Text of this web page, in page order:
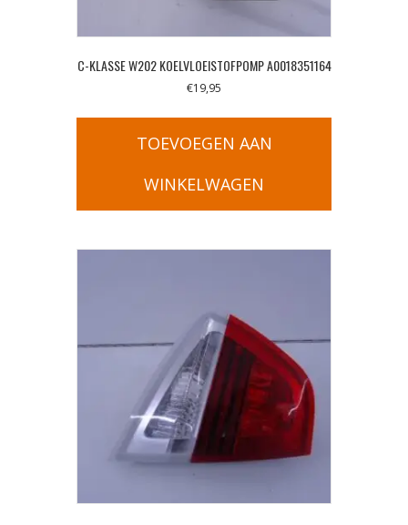
C-KLASSE W202 KOELVLOEISTOFPOMP A0018351164
€19,95
TOEVOEGEN AAN
WINKELWAGEN